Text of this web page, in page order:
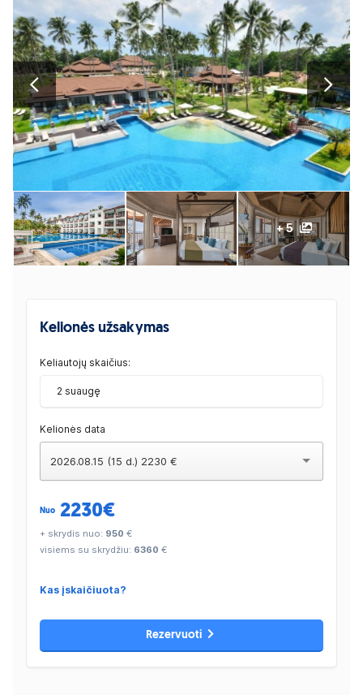
+ 5
Kelionės užsakymas
Keliautojų skaičius:
2 suaugę
Kelionės data
2026.08.15 (15 d.) 2230 €
Nuo 2230€
+ skrydis nuo: 950 €
visiems su skrydžiu: 6360 €
Kas įskaičiuota?
Rezervuoti